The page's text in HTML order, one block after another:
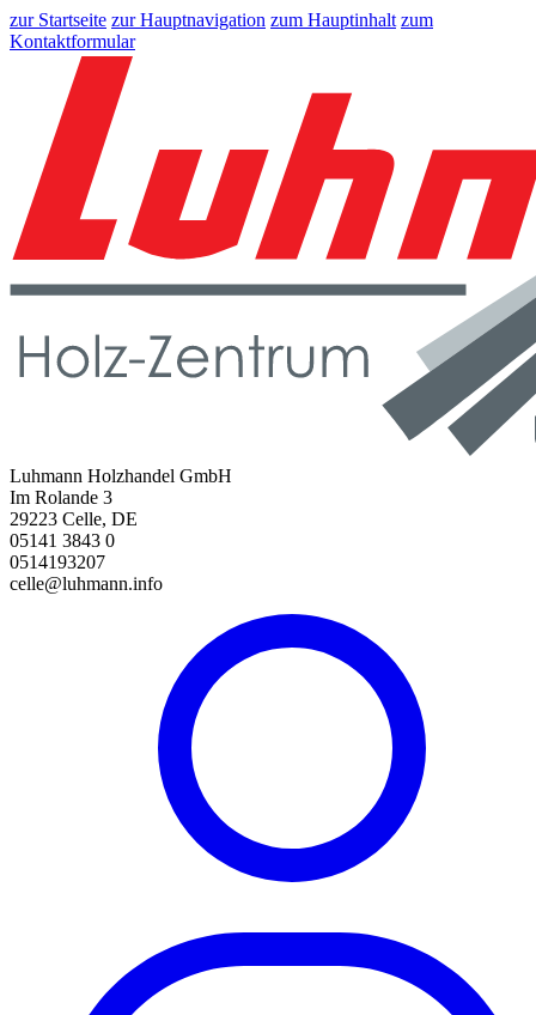
zur Startseite zur Hauptnavigation zum Hauptinhalt zum
Kontaktformular
Luhmann Holzhandel GmbH
Im Rolande 3
29223 Celle, DE
05141 3843 0
0514193207
celle@luhmann.info